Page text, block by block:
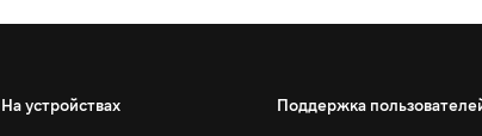
На устройствах
Поддержка